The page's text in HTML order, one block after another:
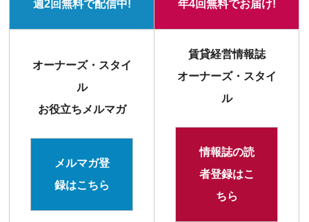
週2回無料で配信中!
年4回無料でお届け!
オーナーズ・スタイ
ル
お役立ちメルマガ
メルマガ登
録はこちら
賃貸経営情報誌
オーナーズ・スタイ
ル
情報誌の読
者登録はこ
ちら